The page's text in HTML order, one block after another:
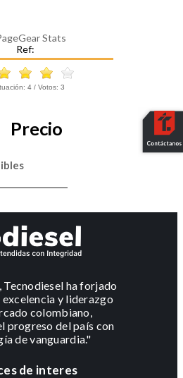
Ref:
4 / Votos: 3
Precio
Tecnodiesel ha forjado
excelencia y liderazgo
colombiano,
progreso del país con
de vanguardia."
de interes